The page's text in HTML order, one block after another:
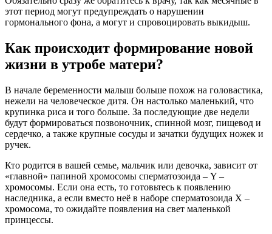
этот период могут предупреждать о нарушении
гормонального фона, а могут и спровоцировать выкидыш.
Как происходит формирование новой
жизни в утробе матери?
В начале беременности малыш больше похож на головастика,
нежели на человеческое дитя. Он настолько маленький, что
крупинка риса и того больше. За последующие две недели
будут формироваться позвоночник, спинной мозг, пищевод и
сердечко, а также крупные сосуды и зачатки будущих ножек и
ручек.
Кто родится в вашей семье, мальчик или девочка, зависит от
«главной» папиной хромосомы сперматозоида – Y –
хромосомы. Если она есть, то готовьтесь к появлению
наследника, а если вместо неё в наборе сперматозоида Х –
хромосома, то ожидайте появления на свет маленькой
принцессы.